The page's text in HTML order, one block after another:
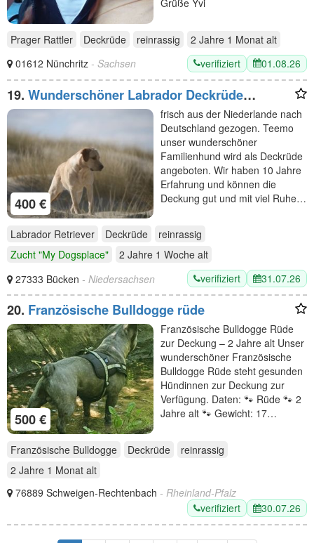
Prager Rattler Deckrüde reinrassig 2 Jahre 1 Monat alt
01612 Nünchritz - Sachsen verifiziert 01.08.26
19. Wunderschöner Labrador Deckrüde
bewiesen und getestet
400 €
frisch aus der Niederlande nach
Deutschland gezogen. Teemo
unser wunderschöner
Familienhund wird als Deckrüde
angeboten. Wir haben 10 Jahre
Erfahrung und können die
Deckung gut und mit viel Ruhe…
Labrador Retriever Deckrüde
reinrassig
Zucht "My Dogsplace"
2 Jahre 1 Woche alt
27333 Bücken - Niedersachsen verifiziert 31.07.26
20. Französische Bulldogge rüde
500 €
Französische Bulldogge Rüde
zur Deckung – 2 Jahre alt Unser
wunderschöner Französische
Bulldogge Rüde steht gesunden
Hündinnen zur Deckung zur
Verfügung. Daten: 🐾 Rüde 🐾 2
Jahre alt 🐾 Gewicht: 17…
Französische Bulldogge Deckrüde
reinrassig
2 Jahre 1 Monat alt
76889 Schweigen-Rechtenbach - Rheinland-Pfalz
verifiziert
30.07.26